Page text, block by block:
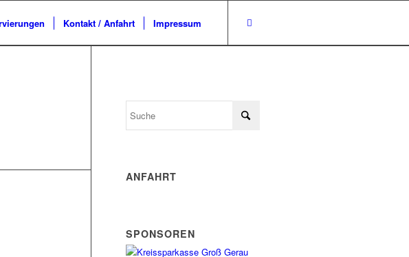
Kontakt / Anfahrt Impressum
ANFAHRT
SPONSOREN